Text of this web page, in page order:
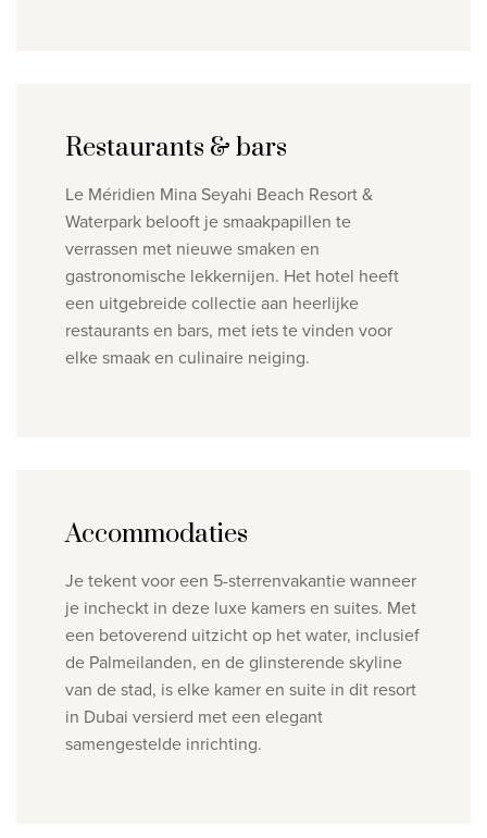
Restaurants & bars
Le Méridien Mina Seyahi Beach Resort &
Waterpark belooft je smaakpapillen te
verrassen met nieuwe smaken en
gastronomische lekkernijen. Het hotel heeft
een uitgebreide collectie aan heerlijke
restaurants en bars, met iets te vinden voor
elke smaak en culinaire neiging.
Accommodaties
Je tekent voor een 5-sterrenvakantie wanneer
je incheckt in deze luxe kamers en suites. Met
een betoverend uitzicht op het water, inclusief
de Palmeilanden, en de glinsterende skyline
van de stad, is elke kamer en suite in dit resort
in Dubai versierd met een elegant
samengestelde inrichting.